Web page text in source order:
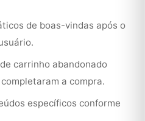
de boas-vindas após o
carrinho abandonado
a compra.
específicos conforme